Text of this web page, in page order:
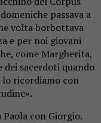
passava a
volta borbottava
e per noi giovani
come Margherita,
sacerdoti quando
lo ricordiamo con
con Giorgio.